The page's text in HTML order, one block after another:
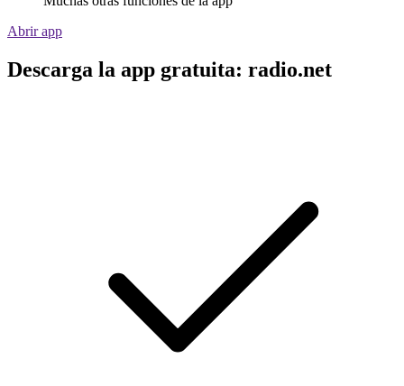
Abrir app
Descarga la app gratuita: radio.net